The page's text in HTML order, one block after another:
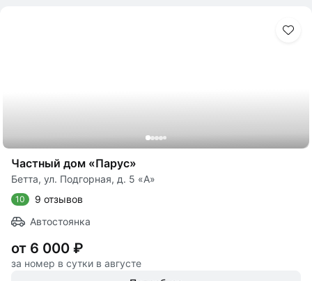
Частный дом «Парус»
Бетта, ул. Подгорная, д. 5 «А»
10
9 отзывов
Автостоянка
от 6 000 ₽
за номер в сутки в августе